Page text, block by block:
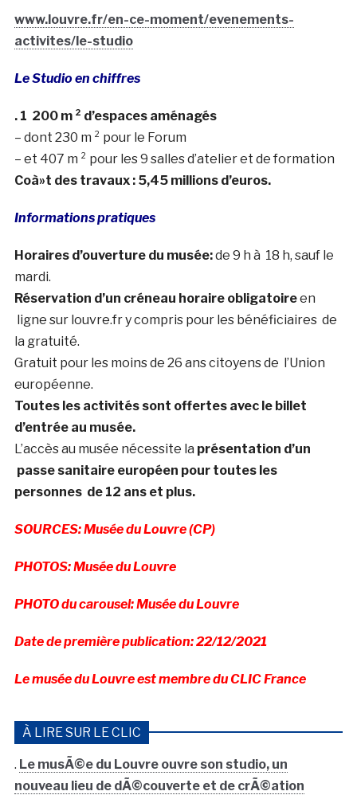
www.louvre.fr/en-ce-moment/evenements-
activites/le-studio
Le Studio en chiffres
. 1 200 m ² d’espaces aménagés
– dont 230 m ² pour le Forum
– et 407 m ² pour les 9 salles d’atelier et de formation
Coà»t des travaux : 5,45 millions d’euros.
Informations pratiques
Horaires d’ouverture du musée:de 9 h à 18 h, sauf le
mardi.
Réservation d’un créneau horaire obligatoireen
ligne sur louvre.fr y compris pour les bénéficiaires de
la gratuité.
Gratuit pour les moins de 26 ans citoyens de l’Union
européenne.
Toutes les activités sont offertes avec le billet
d’entrée au musée.
L’accès au musée nécessite la présentation d’un
passe sanitaire européen pour toutes les
personnes de 12 ans et plus.
SOURCES: Musée du Louvre (CP)
PHOTOS: Musée du Louvre
PHOTO du carousel: Musée du Louvre
Date de première publication: 22/12/2021
Le musée du Louvre est membre du CLIC France
À LIRE SUR LE CLIC
. Le musÃ©e du Louvre ouvre son studio, un
nouveau lieu de dÃ©couverte et de crÃ©ation